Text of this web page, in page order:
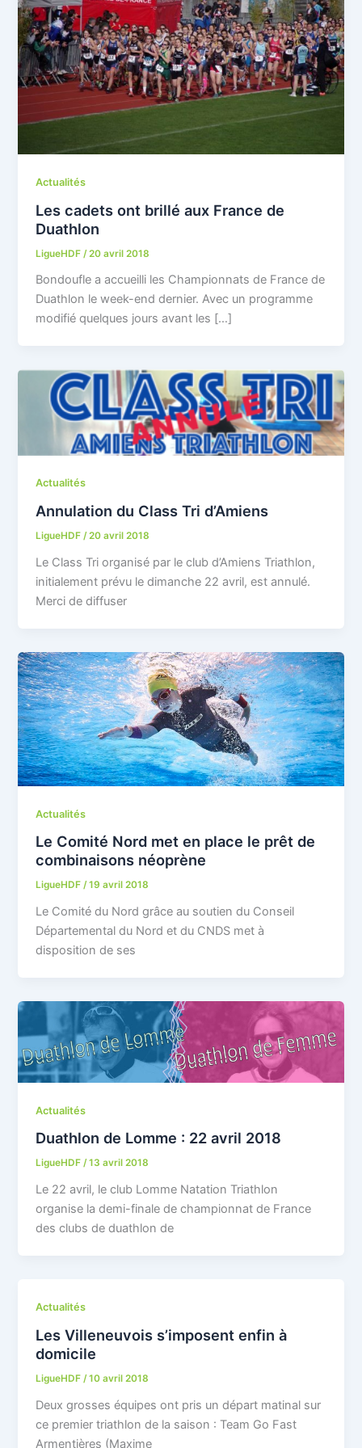
Actualités
Les cadets ont brillé aux France de
Duathlon
LigueHDF /20 avril 2018
Bondoufle a accueilli les Championnats de France de
Duathlon le week-end dernier. Avec un programme
modifié quelques jours avant les […]
Actualités
Annulation du Class Tri d’Amiens
LigueHDF/20 avril 2018
Le Class Tri organisé par le club d’Amiens Triathlon,
initialement prévu le dimanche 22 avril, est annulé.
Merci de diffuser
Actualités
Le Comité Nord met en place le prêt de
combinaisons néoprène
LigueHDF/19 avril 2018
Le Comité du Nord grâce au soutien du Conseil
Départemental du Nord et du CNDS met à
disposition de ses
Actualités
Duathlon de Lomme : 22 avril 2018
LigueHDF/13 avril 2018
Le 22 avril, le club Lomme Natation Triathlon
organise la demi-finale de championnat de France
des clubs de duathlon de
Actualités
Les Villeneuvois s’imposent enfin à
domicile
LigueHDF /10 avril 2018
Deux grosses équipes ont pris un départ matinal sur
ce premier triathlon de la saison : Team Go Fast
Armentières (Maxime